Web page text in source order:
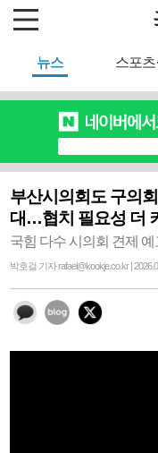
뉴스 스포츠
부산시의회도 구의
대…협치 필요성 더
국힘 다수 시의회 견제
박호걸 기자 rafael@kookje.co.kr |